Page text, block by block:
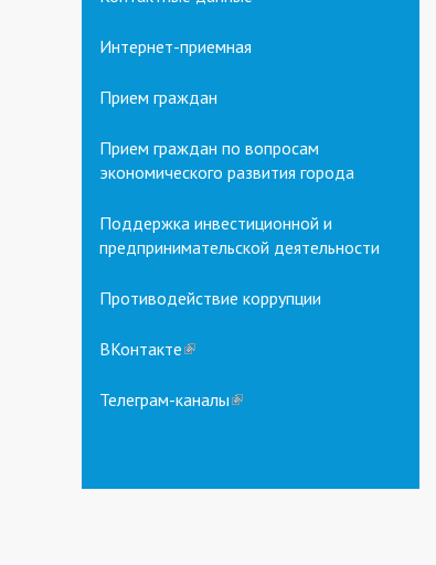
Интернет-приемная
Прием граждан
Прием граждан по вопросам
экономического развития города
Поддержка инвестиционной и
предпринимательской деятельности
Противодействие коррупции
ВКонтакте(link
external)
Телеграм-каналы(link